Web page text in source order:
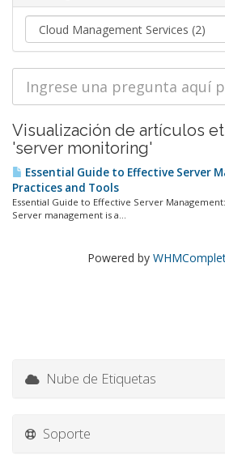
Visualización de artículos
'server monitoring'
Essential Guide to Effective Server
Practices and Tools
Essential Guide to Effective Server
Server management is a...
Powered by
Nube de Etiquetas
Soporte